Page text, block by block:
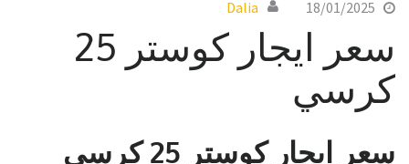
18/01/2025
Dalia
سعر ايجار كوستر 25
كرسي
سعر ايجار كوستر 25 كرسي